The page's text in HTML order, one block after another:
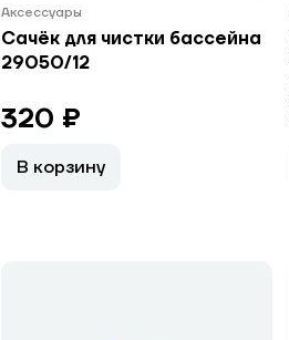
Аксессуары
Сачёк для чистки бассейна
29050/12
320 ₽
В корзину